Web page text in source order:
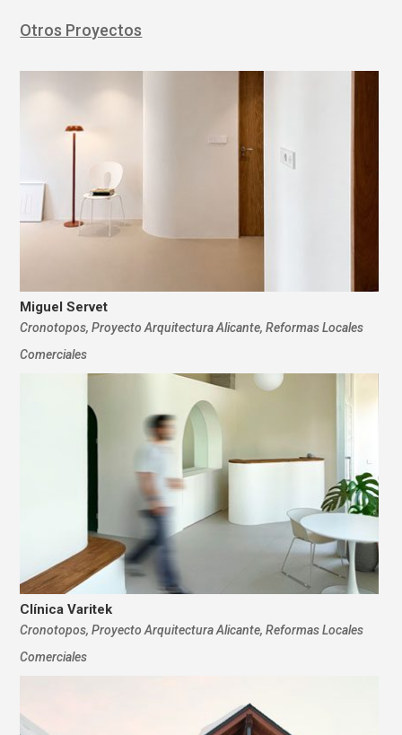
Otros Proyectos
Miguel Servet
Cronotopos,Proyecto Arquitectura Alicante,Reformas Locales
Comerciales
Clínica Varitek
Cronotopos,Proyecto Arquitectura Alicante,Reformas Locales
Comerciales